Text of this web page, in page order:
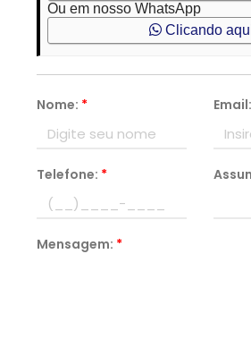
Ou em nosso WhatsApp
Clicando
Nome: * Email:
Telefone: *
Mensagem: *